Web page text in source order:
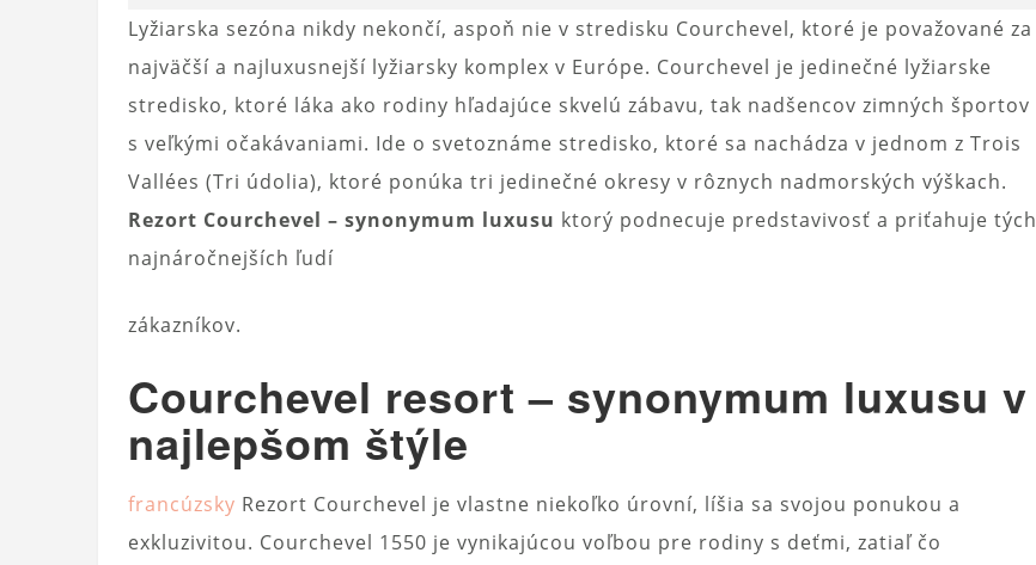
Lyžiarska sezóna nikdy nekončí, aspoň nie v stredisku Courchevel, ktoré je považované za
najväčší a najluxusnejší lyžiarsky komplex v Európe. Courchevel je jedinečné lyžiarske
stredisko, ktoré láka ako rodiny hľadajúce skvelú zábavu, tak nadšencov zimných športov
s veľkými očakávaniami. Ide o svetoznáme stredisko, ktoré sa nachádza v jednom z Trois
Vallées (Tri údolia), ktoré ponúka tri jedinečné okresy v rôznych nadmorských výškach.
Rezort Courchevel – synonymum luxusu ktorý podnecuje predstavivosť a priťahuje tých
najnáročnejších ľudí
zákazníkov.
Courchevel resort – synonymum luxusu v
najlepšom štýle
francúzsky Rezort Courchevel je vlastne niekoľko úrovní, líšia sa svojou ponukou a
exkluzivitou. Courchevel 1550 je vynikajúcou voľbou pre rodiny s deťmi, zatiaľ čo